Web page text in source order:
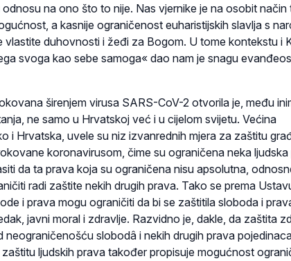
na ono što to nije. Nas vjernike je na osobit način
a kasnije ograničenost euharistijskih slavlja s
vlastite duhovnosti i žeđi za Bogom. U tome kontekstu i
svoga kao sebe samoga« dao nam je snagu
širenjem virusa SARS-CoV-2 otvorila je, među
ne samo u Hrvatskoj već i u cijelom svijetu. Većina
i Hrvatska, uvele su niz izvanrednih mjera za zaštitu
koronavirusom, čime su ograničena neka ljudska
da ta prava koja su ograničena nisu apsolutna,
radi zaštite nekih drugih prava. Tako se prema
i prava mogu ograničiti da bi se zaštitila sloboda i
javni moral i zdravlje. Razvidno je, dakle, da zaštita
slobodâ i nekih drugih prava
ljudskih prava također propisuje mogućnost